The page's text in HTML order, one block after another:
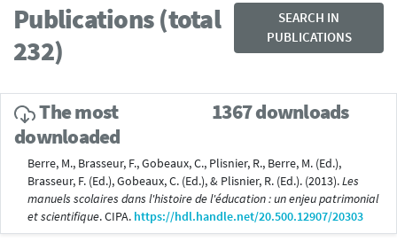
Publications (total
232)
SEARCH IN
PUBLICATIONS
The most
downloaded
1367 downloads
Berre, M., Brasseur, F., Gobeaux, C., Plisnier, R., Berre, M. (Ed.),
Brasseur, F. (Ed.), Gobeaux, C. (Ed.), & Plisnier, R. (Ed.). (2013).Les
manuels scolaires dans l'histoire de l'éducation : un enjeu patrimonial
et scientifique. CIPA. https://hdl.handle.net/20.500.12907/20303